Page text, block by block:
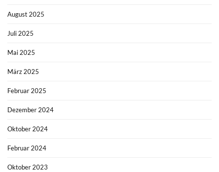
August 2025
Juli 2025
Mai 2025
März 2025
Februar 2025
Dezember 2024
Oktober 2024
Februar 2024
Oktober 2023